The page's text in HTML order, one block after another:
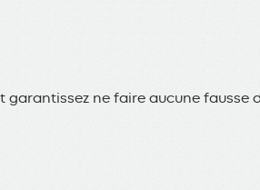
ne faire aucune